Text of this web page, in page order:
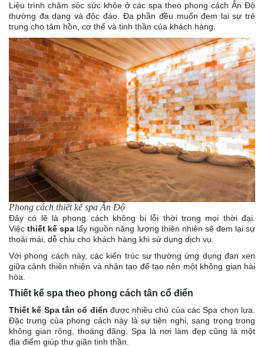
Liệu trình chăm sóc sức khỏe ở các spa theo phong cách Ấn Độ
thường đa dạng và độc đáo. Đa phần đều muốn đem lại sự trẻ
trung cho tâm hồn, cơ thể và tinh thần của khách hàng.
Phong cách thiết kế spa Ấn Độ
Đây có lẽ là phong cách không bị lỗi thời trong mọi thời đại.
Việcthiết kế spa lấy nguồn năng lượng thiên nhiên sẽ đem lại sự
thoải mái, dễ chịu cho khách hàng khi sử dụng dịch vụ.
Với phong cách này, các kiến trúc sư thường ứng dụng đan xen
giữa cảnh thiên nhiên và nhân tạo để tạo nên một không gian hài
hòa.
Thiết kế spa theo phong cách tân cổ điển
Thiết kế Spa tân cổ điển được nhiều chủ của các Spa chọn lựa.
Đặc trưng của phong cách này là sự tiện nghi, sang trọng trong
không gian rộng, thoáng đãng. Spa là nơi làm đẹp cũng là một
địa điểm giúp thư giãn tinh thần.